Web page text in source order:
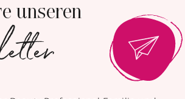
unseren